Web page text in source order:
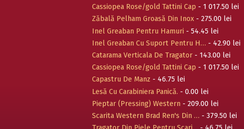
Cassiopea Rose/gold Tattini Cap - 1 017.50 lei
Zăbală Pelham Groasă Din Inox - 275.00 lei
Inel Greaban Pentru Hamuri - 54.45 lei
Inel Greaban Cu Suport Pentru H… - 42.90 lei
Catarama Verticala De Tragator - 143.00 lei
Cassiopea Rose/gold Tattini Cap - 1 017.50 lei
Capastru De Manz - 46.75 lei
Lesă Cu Carabiniera Panică. - 0.00 lei
Pieptar (Pressing) Western - 209.00 lei
Scarita Western Brad Ren's Din … - 379.50 lei